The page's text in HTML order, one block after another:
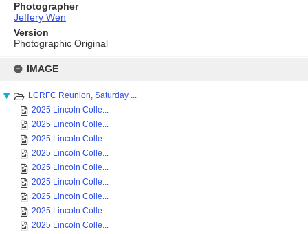
content
IMAGE
LCRFC Reunion, Saturday ...
2025 Lincoln Colle...
2025 Lincoln Colle...
2025 Lincoln Colle...
2025 Lincoln Colle...
2025 Lincoln Colle...
2025 Lincoln Colle...
2025 Lincoln Colle...
2025 Lincoln Colle...
2025 Lincoln Colle...
Photographer
Jeffery Wen
Version
Photographic Original